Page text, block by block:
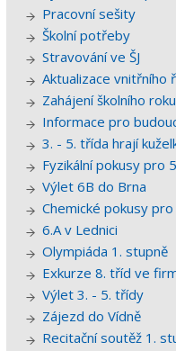
Pracovní sešity
Školní potřeby
Stravování ve ŠJ
Aktualizace vnitřního
Zahájení školního
Informace pro
3. - 5. třída hrají
Fyzikální pokusy pro
Výlet 6B do Brna
Chemické pokusy
6.A v Lednici
Olympiáda 1. stupně
Exkurze 8. tříd ve
Výlet 3. - 5. třídy
Zájezd do Vídně
Recitační soutěž 1.